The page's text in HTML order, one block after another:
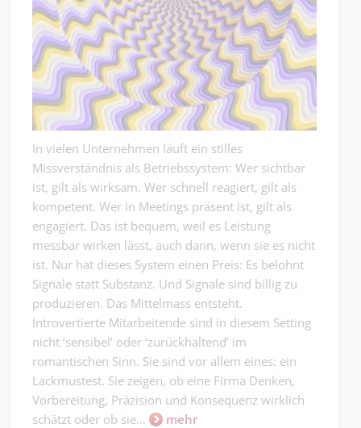
In vielen Unternehmen läuft ein stilles
Missverständnis als Betriebssystem: Wer sichtbar
ist, gilt als wirksam. Wer schnell reagiert, gilt als
kompetent. Wer in Meetings präsent ist, gilt als
engagiert. Das ist bequem, weil es Leistung
messbar wirken lässt, auch dann, wenn sie es nicht
ist. Nur hat dieses System einen Preis: Es belohnt
Signale statt Substanz. Und Signale sind billig zu
produzieren. Das Mittelmass entsteht.
Introvertierte Mitarbeitende sind in diesem Setting
nicht ‘sensibel’ oder ‘zurückhaltend’ im
romantischen Sinn. Sie sind vor allem eines: ein
Lackmustest. Sie zeigen, ob eine Firma Denken,
Vorbereitung, Präzision und Konsequenz wirklich
schätzt oder ob sie...
mehr